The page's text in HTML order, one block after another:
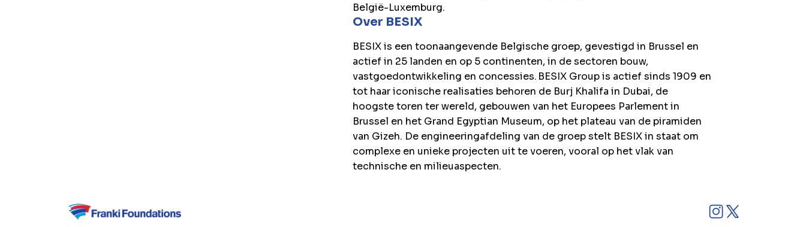
België-Luxemburg.
Over BESIX
BESIX is een toonaangevende Belgische groep, gevestigd in Brussel en
actief in 25 landen en op 5 continenten, in de sectoren bouw,
vastgoedontwikkeling en concessies. BESIX Group is actief sinds 1909 en
tot haar iconische realisaties behoren de Burj Khalifa in Dubai, de
hoogste toren ter wereld, gebouwen van het Europees Parlement in
Brussel en het Grand Egyptian Museum, op het plateau van de piramiden
van Gizeh. De engineeringafdeling van de groep stelt BESIX in staat om
complexe en unieke projecten uit te voeren, vooral op het vlak van
technische en milieuaspecten.